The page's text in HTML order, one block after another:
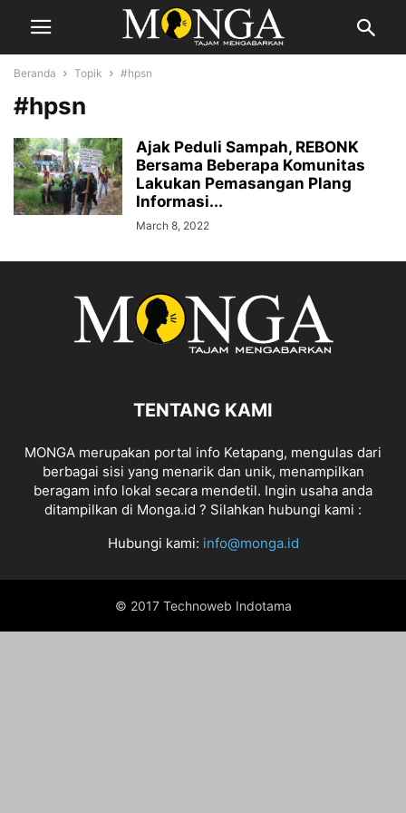
Beranda Topik #hpsn
#hpsn
Ajak Peduli Sampah, REBONK
Bersama Beberapa Komunitas
Lakukan Pemasangan Plang
Informasi...
March 8, 2022
TENTANG KAMI
MONGA merupakan portal info Ketapang, mengulas dari
berbagai sisi yang menarik dan unik, menampilkan
beragam info lokal secara mendetil. Ingin usaha anda
ditampilkan di Monga.id ? Silahkan hubungi kami :
Hubungi kami: info@monga.id
© 2017 Technoweb Indotama